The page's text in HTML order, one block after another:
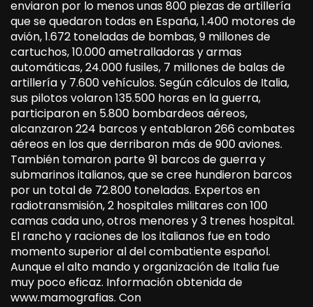
enviaron por lo menos unas 800 piezas de artillería
que se quedaron todas en España, 1.400 motores de
avión, 1.672 toneladas de bombas, 9 millones de
cartuchos, 10.000 ametralladoras y armas
automáticas, 24.000 fusiles, 7 millones de balas de
artillería y 7.600 vehículos. Según cálculos de Italia,
sus pilotos volaron 135.500 horas en la guerra,
participaron en 5.800 bombardeos aéreos,
alcanzaron 224 barcos y entablaron 266 combates
aéreos en los que derribaron más de 900 aviones.
También tomaron parte 91 barcos de guerra y
submarinos italianos, que se cree hundieron barcos
por un total de 72.800 toneladas. Expertos en
radiotransmisión, 2 hospitales militares con 100
camas cada uno, otros menores y 3 trenes hospital.
El rancho y raciones de los italianos fue en todo
momento superior al del combatiente español.
Aunque el alto mando y organización de Italia fue
muy poco eficaz. Información obtenida de
www.mamografias. Con